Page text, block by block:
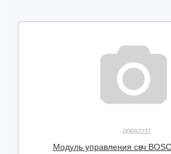
00682211
Модуль управления свч